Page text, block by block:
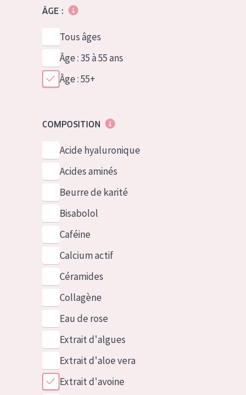
ÂGE :
Tous âges
Âge : 35 à 55 ans
Âge : 55+
COMPOSITION
Acide hyaluronique
Acides aminés
Beurre de karité
Bisabolol
Caféine
Calcium actif
Céramides
Collagène
Eau de rose
Extrait d'algues
Extrait d'aloe vera
Extrait d'avoine